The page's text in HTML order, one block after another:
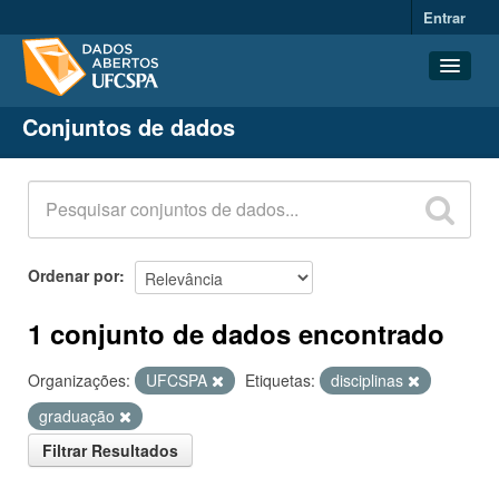
Entrar
Conjuntos de dados
Organizações
Grupos
Sobre
Conjuntos de dados
Ordenar por
1 conjunto de dados encontrado
Organizações: UFCSPA Etiquetas:
disciplinas
graduação
Filtrar Resultados